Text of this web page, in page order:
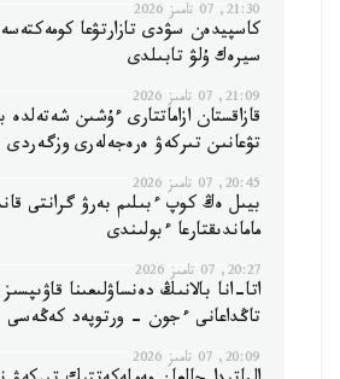
21:30, 07 تامىز 2026
كاسپيدەن سۋدى تازارتۋعا
سيرەك ۇلۋ تابىلدى
21:09, 07 تامىز 2026
قازاقستان ازاماتتارى ءۇشىن شەتەلدە
تۋعانىن تىركەۋ ەرەجەلەرى وزگەردى
20:45, 07 تامىز 2026
بيىل ەڭ كوپ ءبىلىم بەرۋ گرانتى
ماماندىقتارعا ءبولىندى
20:27, 07 تامىز 2026
اتا-انا بالانىڭ دەنساۋلىعىنا
تاڭداعانى ءجون - ورتوپەد كەڭەسى
20:09, 07 تامىز 2026